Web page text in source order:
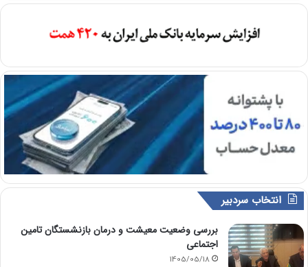
انتخاب سردبیر
بررسی وضعیت معیشت و درمان بازنشستگان تامین
اجتماعی
1405/05/18